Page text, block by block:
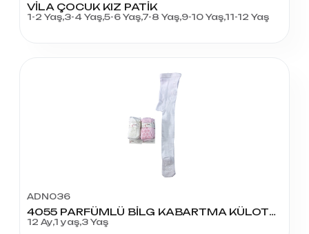
VİLA ÇOCUK KIZ PATİK
1-2 Yaş,3-4 Yaş,5-6 Yaş,7-8 Yaş,9-10 Yaş,11-12 Yaş
ADN036
4055 PARFÜMLÜ BİLG KABARTMA KÜLOTLU ÇORAP
12 Ay,1 yaş,3 Yaş